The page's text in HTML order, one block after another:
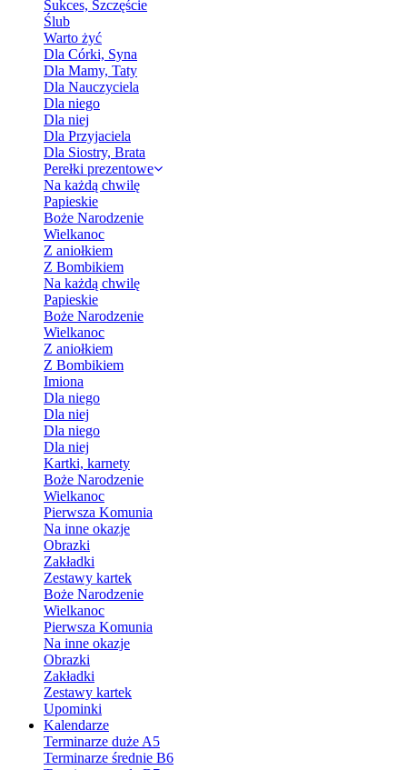
Sukces, Szczęście
Ślub
Warto żyć
Dla Córki, Syna
Dla Mamy, Taty
Dla Nauczyciela
Dla niego
Dla niej
Dla Przyjaciela
Dla Siostry, Brata
Perełki prezentowe
Na każdą chwilę
Papieskie
Boże Narodzenie
Wielkanoc
Z aniołkiem
Z Bombikiem
Na każdą chwilę
Papieskie
Boże Narodzenie
Wielkanoc
Z aniołkiem
Z Bombikiem
Imiona
Dla niego
Dla niej
Dla niego
Dla niej
Kartki, karnety
Boże Narodzenie
Wielkanoc
Pierwsza Komunia
Na inne okazje
Obrazki
Zakładki
Zestawy kartek
Boże Narodzenie
Wielkanoc
Pierwsza Komunia
Na inne okazje
Obrazki
Zakładki
Zestawy kartek
Upominki
Kalendarze
Terminarze duże A5
Terminarze średnie B6